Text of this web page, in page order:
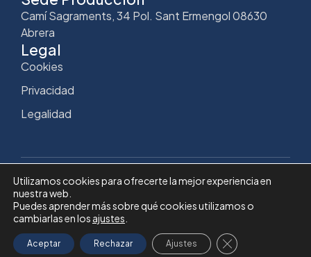
Camí Sagraments, 34 Pol. Sant Ermengol 08630
Abrera
Legal
Cookies
Privacidad
Legalidad
Copyright © Bur2000
Diseño y desarrollo web por Pedro Suárez
Utilizamos cookies para ofrecerte la mejor experiencia en
nuestra web.
Puedes aprender más sobre qué cookies utilizamos o
cambiarlas en los ajustes
Aceptar Rechazar Ajustes Cerrar el banner